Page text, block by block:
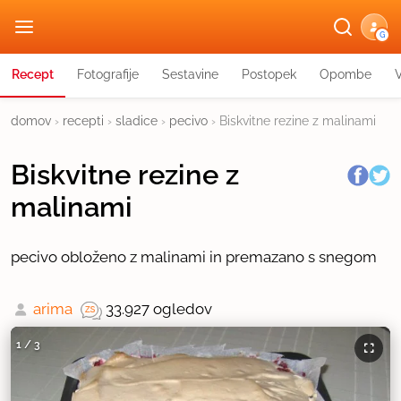
G
Recept Fotografije Sestavine Postopek Opombe
domov › recepti › sladice › pecivo › Biskvitne rezine z malinami
Biskvitne rezine z
malinami
pecivo obloženo z malinami in premazano s snegom
arima 33.927 ogledov
1 / 3